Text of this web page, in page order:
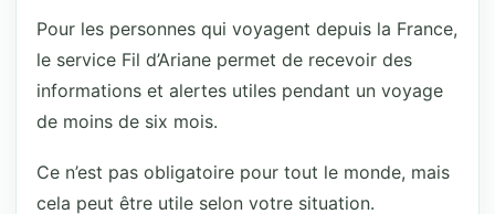
Pour les personnes qui voyagent depuis la France,
le service Fil d’Ariane permet de recevoir des
informations et alertes utiles pendant un voyage
de moins de six mois.
Ce n’est pas obligatoire pour tout le monde, mais
cela peut être utile selon votre situation.